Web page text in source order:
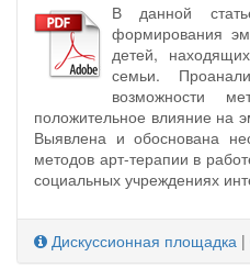
В данной
формирования
детей,
семьи.
возможности
положительное влияние на
Выявлена и обоснована
методов арт-терапии в
социальных учреждениях
Дискуссионная площадка |